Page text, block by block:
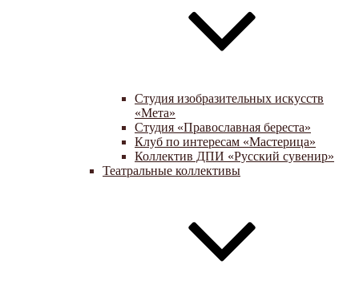
Студия изобразительных искусств
«Мета»
Студия «Православная береста»
Клуб по интересам «Мастерица»
Коллектив ДПИ «Русский сувенир»
Театральные коллективы